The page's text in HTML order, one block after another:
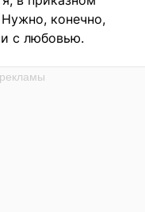
Нужно, конечно,
и с любовью.